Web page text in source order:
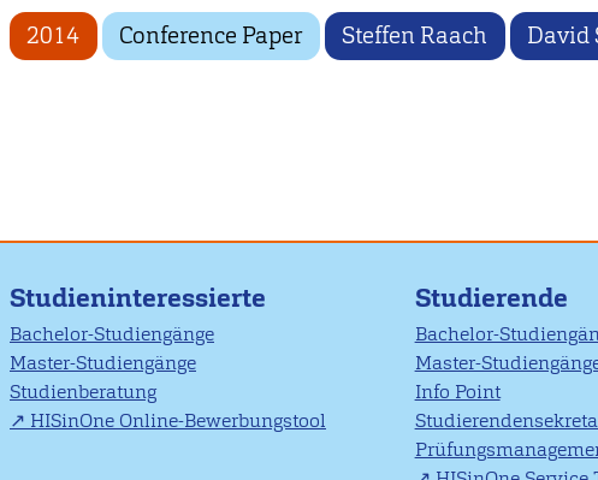
2014 Conference Paper Steffen Raach David
Studieninteressierte
Bachelor-Studiengänge
Master-Studiengänge
Studienberatung
HISinOne Online-Bewerbungstool
Studierende
Bachelor-
Master-
Info Point